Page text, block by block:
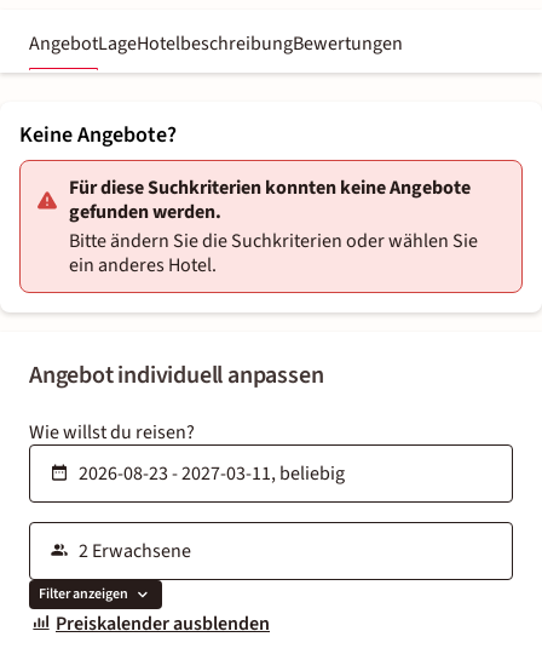
AngebotLageHotelbeschreibungBewertungen
Angebot individuell anpassen
Wie willst du reisen?
Filter anzeigen
Preiskalender ausblenden
Keine Angebote?
Für diese Suchkriterien konnten keine Angebote
gefunden werden.
Bitte ändern Sie die Suchkriterien oder wählen Sie
ein anderes Hotel.